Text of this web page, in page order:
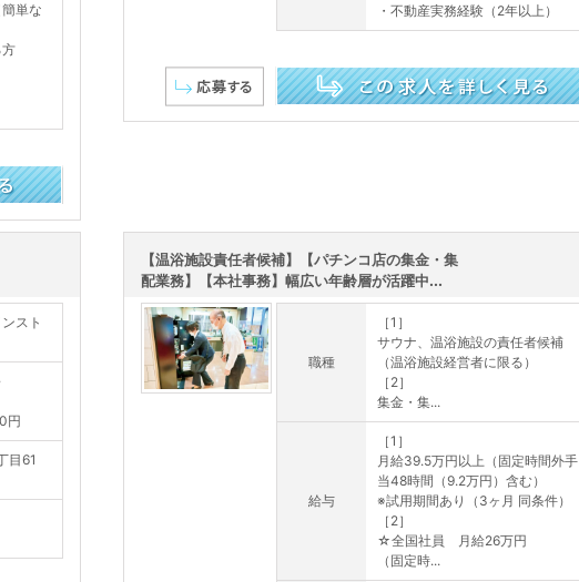
単な
方
・不動産実務経験（2年以上）
スト
円
目61
【温浴施設責任者候補】【パチンコ店の集金・集
配業務】【本社事務】幅広い年齢層が活躍中...
職種
［1］
サウナ、温浴施設の責任者候補
（温浴施設経営者に限る）
［2］
集金・集...
給与
［1］
月給39.5万円以上（固定時間外手
当48時間（9.2万円）含む）
※試用期間あり（3ヶ月 同条件）
［2］
☆全国社員 月給26万円
（固定時...